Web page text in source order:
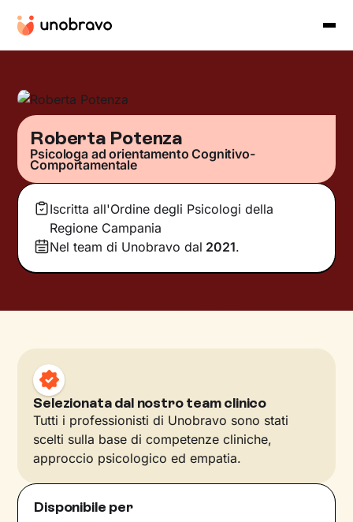
Roberta Potenza
Psicologa ad orientamento Cognitivo-
Comportamentale
Iscritta all'Ordine degli Psicologi della
Regione Campania
Nel team di Unobravo dal 2021.
Selezionata dal nostro team clinico
Tutti i professionisti di Unobravo sono stati
scelti sulla base di competenze cliniche,
approccio psicologico ed empatia.
Disponibile per